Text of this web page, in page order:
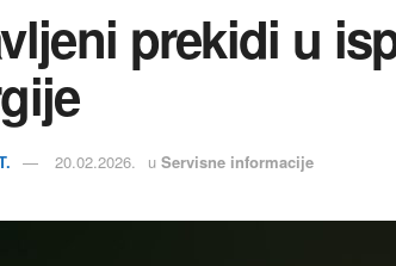
prekidi u
20.02.2026. u Servisne informacije